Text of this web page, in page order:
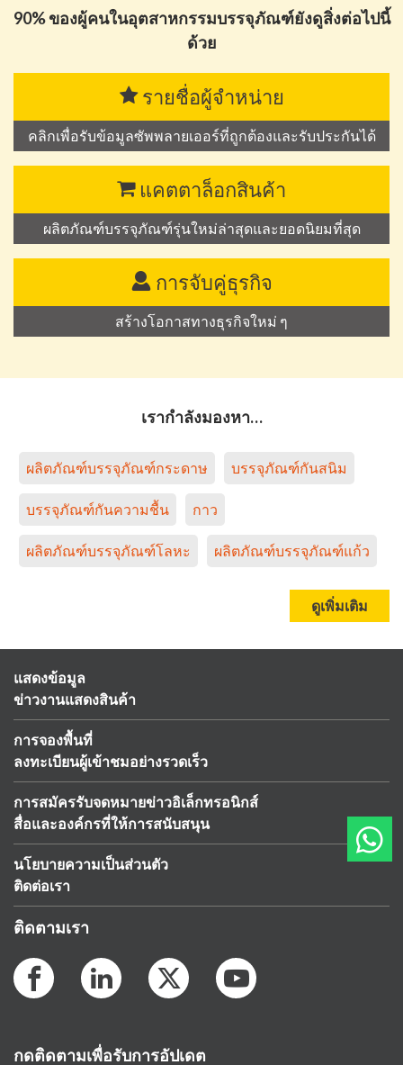
90% ของผู้คนในอุตสาหกรรมบรรจุภัณฑ์ยังดูสิ่งต่อไปนี้
ด้วย
รายชื่อผู้จำหน่าย
คลิกเพื่อรับข้อมูลซัพพลายเออร์ที่ถูกต้องและรับประกันได้
แคตตาล็อกสินค้า
ผลิตภัณฑ์บรรจุภัณฑ์รุ่นใหม่ล่าสุดและยอดนิยมที่สุด
การจับคู่ธุรกิจ
สร้างโอกาสทางธุรกิจใหม่ ๆ
เรากำลังมองหา…
ผลิตภัณฑ์บรรจุภัณฑ์กระดาษ บรรจุภัณฑ์กันสนิม
บรรจุภัณฑ์กันความชื้น กาว
ผลิตภัณฑ์บรรจุภัณฑ์โลหะ ผลิตภัณฑ์บรรจุภัณฑ์แก้ว
ดูเพิ่มเติม
แสดงข้อมูล
ข่าวงานแสดงสินค้า
การจองพื้นที่
ลงทะเบียนผู้เข้าชมอย่างรวดเร็ว
การสมัครรับจดหมายข่าวอิเล็กทรอนิกส์
สื่อและองค์กรที่ให้การสนับสนุน
นโยบายความเป็นส่วนตัว
ติดต่อเรา
ติดตามเรา
กดติดตามเพื่อรับการอัปเดต